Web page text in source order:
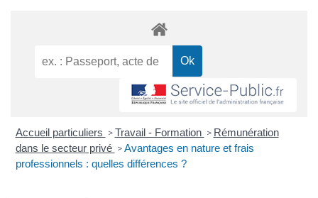
Accueil particuliers > Travail - Formation > Rémunération
dans le secteur privé > Avantages en nature et frais
professionnels : quelles différences ?